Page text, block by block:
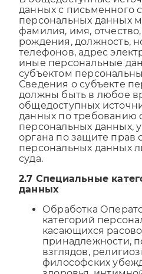
данных с письменного
персональных данных
фамилия, имя,
рождения, должность,
телефонов, адрес
иные персональные
субъектом
Сведения о субъекте
должны быть в любое
общедоступных
данных по требованию
персональных данных,
органа по защите прав
персональных данных
суда.
2.7 Специальные
данных
Обработка
категорий
касающихся
принадлежности,
взглядов,
философских